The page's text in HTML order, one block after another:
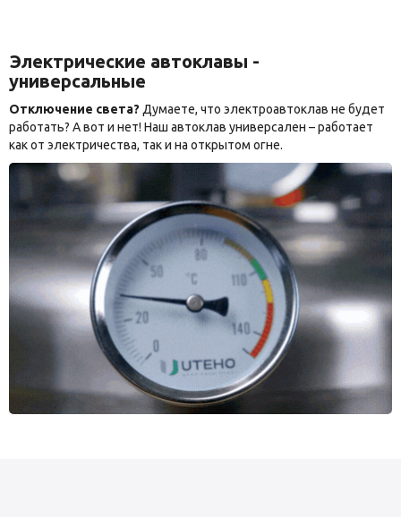
Электрические автоклавы -
универсальные
Отключение света? Думаете, что электроавтоклав не будет
работать? А вот и нет! Наш автоклав универсален – работает
как от электричества, так и на открытом огне.